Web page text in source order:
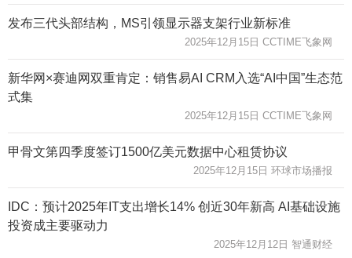
发布三代头部结构，MS引领显示器支架行业新标准
2025年12月15日 CCTIME飞象网
新华网×赛迪网双重肯定：销售易AI CRM入选“AI中国”生态范
式集
2025年12月15日 CCTIME飞象网
甲骨文第四季度签订1500亿美元数据中心租赁协议
2025年12月15日 环球市场播报
IDC：预计2025年IT支出增长14% 创近30年新高 AI基础设施
投资成主要驱动力
2025年12月12日 智通财经